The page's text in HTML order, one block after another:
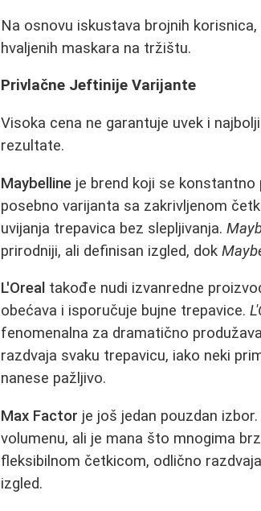
Na osnovu iskustava brojnih
hvaljenih maskara na tržištu.
Privlačne Jeftinije Varijante
Visoka cena ne garantuje uvek i
rezultate.
Maybelline je brend koji se
posebno varijanta sa zakrivljenom
uvijanja trepavica bez slepljivanja.
prirodniji, ali definisan izgled, dok
L'Oreal takođe nudi izvanredne
obećava i isporučuje bujne trepavice.
fenomenalna za dramatično
razdvaja svaku trepavicu, iako neki
nanese pažljivo.
Max Factor je još jedan pouzdan
volumenu, ali je mana što mnogima
fleksibilnom četkicom, odlično
izgled.